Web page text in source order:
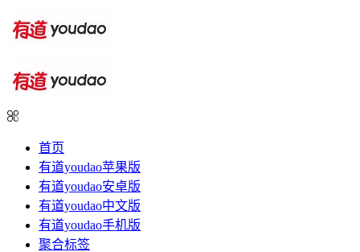
首页
有道youdao苹果版
有道youdao安卓版
有道youdao中文版
有道youdao手机版
聚合标签